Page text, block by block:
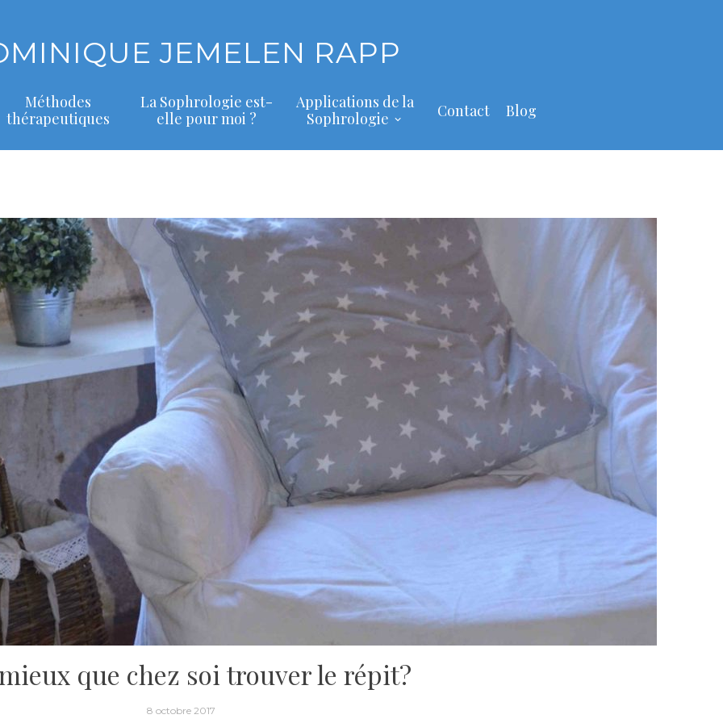
JEMELEN RAPP
Méthodes
thérapeutiques
La Sophrologie est-
elle pour moi ?
Applications de la
Sophrologie
Contact Blog
que chez soi trouver le répit?
8 octobre 2017